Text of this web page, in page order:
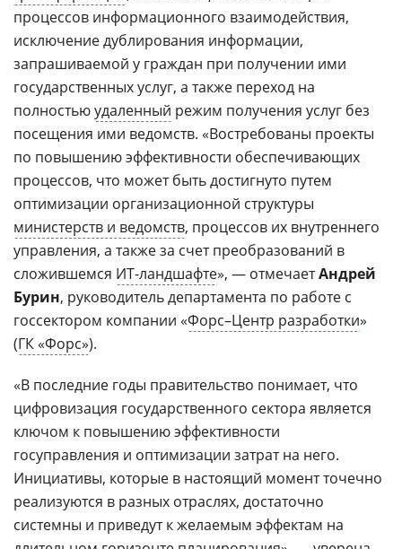
процессов информационного взаимодействия,
исключение дублирования информации,
запрашиваемой у граждан при получении ими
государственных услуг, а также переход на
полностьюудаленный режим получения услуг без
посещения ими ведомств. «Востребованы проекты
по повышению эффективности обеспечивающих
процессов, что может быть достигнуто путем
оптимизации организационной структуры
министерств и ведомств, процессов их внутреннего
управления, а также за счет преобразований в
сложившемся ИТ-ландшафте», — отмечаетАндрей
Бурин, руководитель департамента по работе с
госсектором компании «Форс–Центр разработки»
(ГК «Форс»).
«В последние годы правительство понимает, что
цифровизация государственного сектора является
ключом к повышению эффективности
госуправления и оптимизации затрат на него.
Инициативы, которые в настоящий момент точечно
реализуются в разных отраслях, достаточно
системны и приведут к желаемым эффектам на